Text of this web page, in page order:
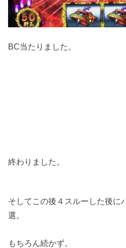
BC当たりました。
終わりました。
そしてこの後４スルーした後に
選。
もちろん続かず。